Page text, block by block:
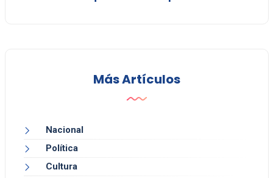
Más Artículos
Nacional
Política
Cultura